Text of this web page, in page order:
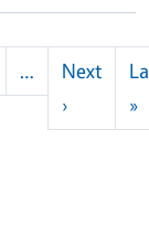
…
Next
›Next
»